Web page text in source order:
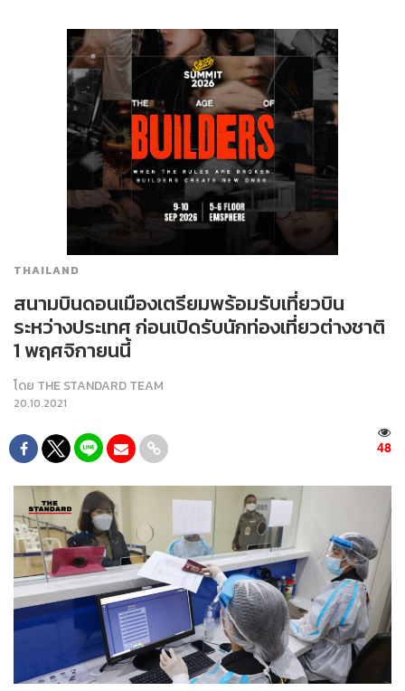
THAILAND
สนามบินดอนเมืองเตรียมพร้อมรับเที่ยวบิน
ระหว่างประเทศ ก่อนเปิดรับนักท่องเที่ยวต่างชาติ
1 พฤศจิกายนนี้
โดย THE STANDARD TEAM
20.10.2021
48